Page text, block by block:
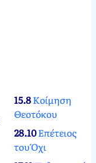
15.8Κοίμηση
Θεοτόκου
28.10Επέτειος
του Όχι